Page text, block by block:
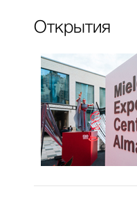
Открытия